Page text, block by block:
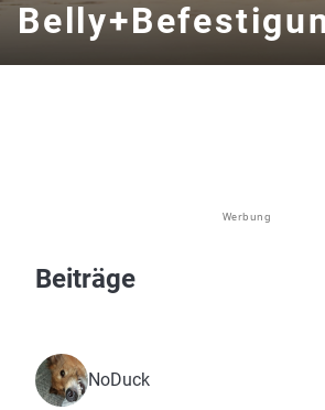
Werbung
Beiträge
NoDuck